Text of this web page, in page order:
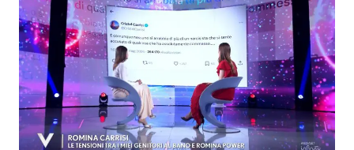
News Spettacolo
Benessere
Casa
Cucina e Ricette
Consigli di Cucina